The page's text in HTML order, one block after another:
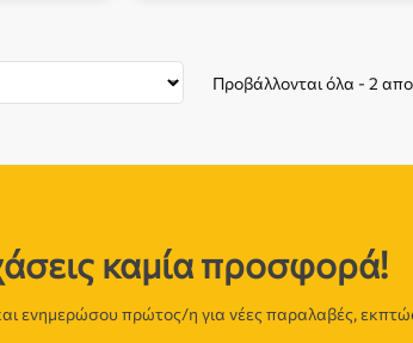
Προβάλλονται όλα - 2
καμία προσφορά!
ενημερώσου πρώτος/η για νέες παραλαβές,